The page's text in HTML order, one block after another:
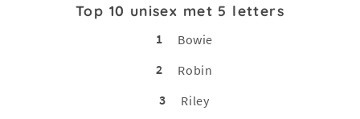
Top 10 unisex met 5 letters
1
Bowie
2
Robin
3
Riley